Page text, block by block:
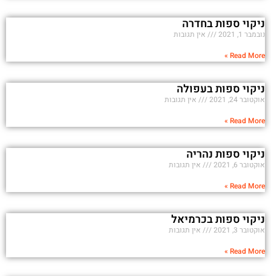
ניקוי ספות בחדרה
נובמבר 1, 2021
אין תגובות
Read More »
ניקוי ספות בעפולה
אוקטובר 24, 2021
אין תגובות
Read More »
ניקוי ספות נהריה
אוקטובר 6, 2021
אין תגובות
Read More »
ניקוי ספות בכרמיאל
אוקטובר 3, 2021
אין תגובות
Read More »